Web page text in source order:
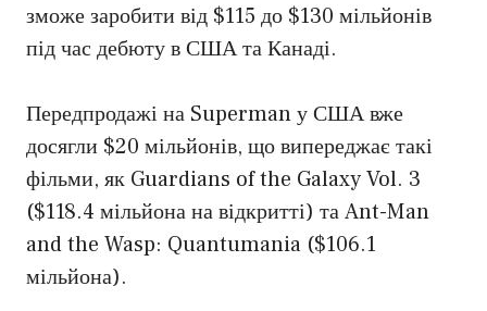
зможе заробити від $115 до $130 мільйонів
під час дебюту в США та Канаді.
Передпродажі на Superman у США вже
досягли $20 мільйонів, що випереджає такі
фільми, як Guardians of the Galaxy Vol. 3
($118.4 мільйона на відкритті) та Ant-Man
and the Wasp: Quantumania ($106.1
мільйона).